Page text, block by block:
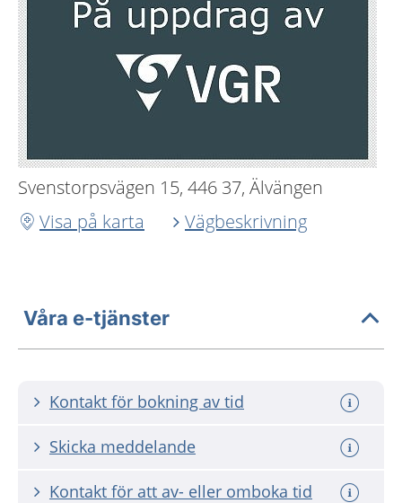
Svenstorpsvägen 15, 446 37, Älvängen
Visa på karta
Vägbeskrivning
Våra e-tjänster
Kontakt för bokning av tid
Skicka meddelande
Kontakt för att av- eller omboka tid